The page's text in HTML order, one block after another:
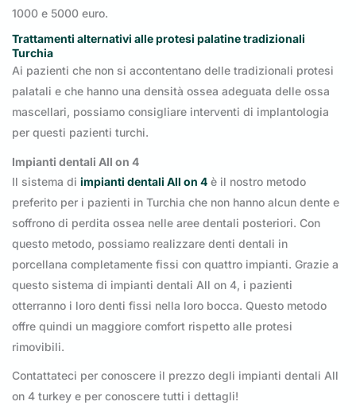
1000 e 5000 euro.
Trattamenti alternativi alle protesi palatine tradizionali
Turchia
Ai pazienti che non si accontentano delle tradizionali protesi
palatali e che hanno una densità ossea adeguata delle ossa
mascellari, possiamo consigliare interventi di implantologia
per questi pazienti turchi.
Impianti dentali All on 4
Il sistema di impianti dentali All on 4 è il nostro metodo
preferito per i pazienti in Turchia che non hanno alcun dente e
soffrono di perdita ossea nelle aree dentali posteriori. Con
questo metodo, possiamo realizzare denti dentali in
porcellana completamente fissi con quattro impianti. Grazie a
questo sistema di impianti dentali All on 4, i pazienti
otterranno i loro denti fissi nella loro bocca. Questo metodo
offre quindi un maggiore comfort rispetto alle protesi
rimovibili.
Contattateci per conoscere il prezzo degli impianti dentali All
on 4 turkey e per conoscere tutti i dettagli!